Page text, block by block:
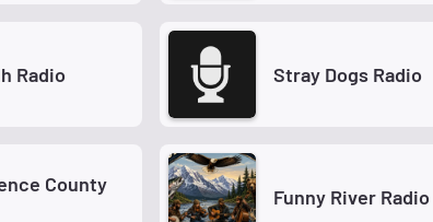
Radio Stray Dogs Radio
County
Funny River Radio